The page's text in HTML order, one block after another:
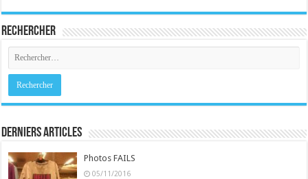
Rechercher
Derniers Articles
Photos FAILS
05/11/2016